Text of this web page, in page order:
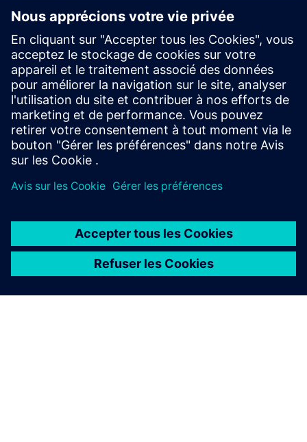
NX X Value Based Licensing tokens provide a flexible
and cost effective solution for running NX X add-on
modules without the need for individual purchases.